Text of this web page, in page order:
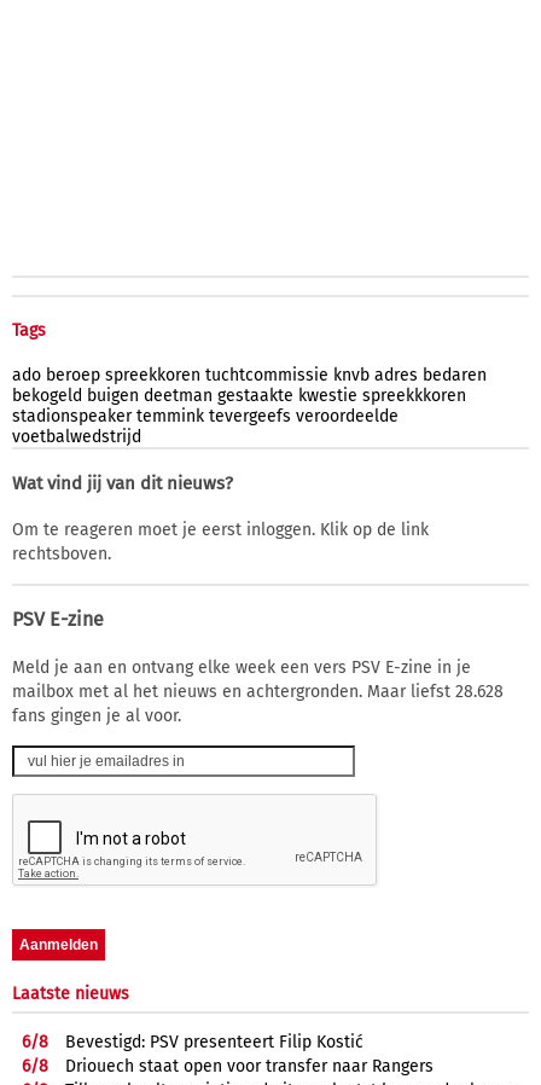
Tags
ado beroep spreekkoren tuchtcommissie knvb adres bedaren
bekogeld buigen deetman gestaakte kwestie spreekkkoren
stadionspeaker temmink tevergeefs veroordeelde
voetbalwedstrijd
Wat vind jij van dit nieuws?
Om te reageren moet je eerst inloggen. Klik op de link
rechtsboven.
PSV E-zine
Meld je aan en ontvang elke week een vers PSV E-zine in je
mailbox met al het nieuws en achtergronden. Maar liefst 28.628
fans gingen je al voor.
Laatste nieuws
6/8
Bevestigd: PSV presenteert Filip Kostić
6/8
Driouech staat open voor transfer naar Rangers